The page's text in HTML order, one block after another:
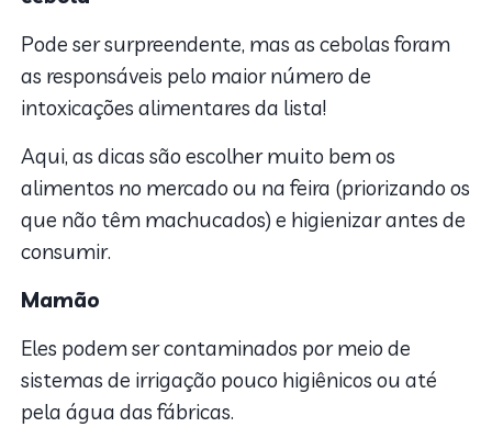
Pode ser surpreendente, mas as cebolas foram
as responsáveis pelo maior número de
intoxicações alimentares da lista!
Aqui, as dicas são escolher muito bem os
alimentos no mercado ou na feira (priorizando os
que não têm machucados) e higienizar antes de
consumir.
Mamão
Eles podem ser contaminados por meio de
sistemas de irrigação pouco higiênicos ou até
pela água das fábricas.